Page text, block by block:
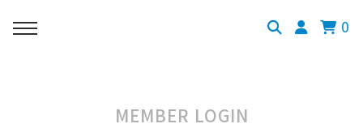
0
MEMBER LOGIN